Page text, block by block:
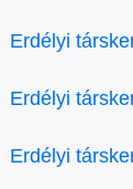
Erdélyi
Erdélyi
Erdélyi